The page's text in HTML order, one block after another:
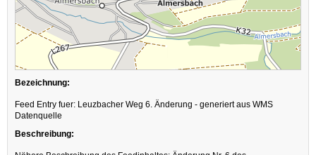
Bezeichnung:
Feed Entry fuer: Leuzbacher Weg 6. Änderung - generiert aus WMS
Datenquelle
Beschreibung: